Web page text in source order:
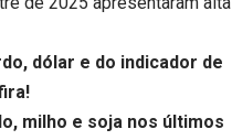
dólar e do indicador de
milho e soja nos últimos